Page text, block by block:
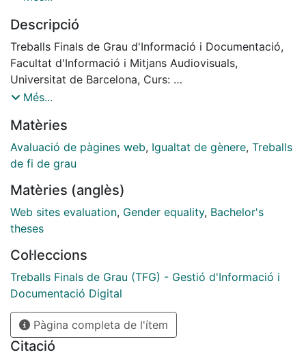
Erasmus+ dins la categoria KA220-HED que han estat
reconeguts amb la insígnia de bones pràctiques. A
partir d’aquesta anàlisi, es pretén identificar patrons
comuns per proposar un conjunt de criteris o accions
d’optimització per al projecte europeu GEDIS.
es basa principalment en els estudis del professor
Lluís Codina. A partir dels seus estudis, s’han definit
diversos paràmetres i indicadors específics per
Un cop aplicat aquest model, es presenten els
resultats obtinguts i les observacions de l’anàlisi.
Descripció
Treballs Finals de Grau d'Informació i Documentació,
Facultat d'Informació i Mitjans Audiovisuals,
Universitat de Barcelona, Curs:
2024-2025, Tutor: Boté-Vericad, Juan-José
Més...
Matèries
Avaluació de pàgines web, Igualtat de gènere, Treballs
de fi de grau
Matèries (anglès)
Web sites evaluation, Gender equality, Bachelor's
theses
Col·leccions
Treballs Finals de Grau (TFG) - Gestió d'Informació i
Documentació Digital
Pàgina completa de l'ítem
Citació